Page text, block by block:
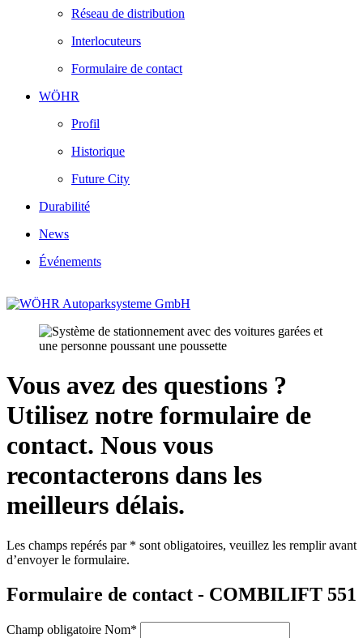
Réseau de distribution
Interlocuteurs
Formulaire de contact
WÖHR
Profil
Historique
Future City
Durabilité
News
Événements
Vous avez des questions ?
Utilisez notre formulaire de
contact. Nous vous
recontacterons dans les
meilleurs délais.
Les champs repérés par * sont obligatoires, veuillez les remplir avant
d’envoyer le formulaire.
Formulaire de contact - COMBILIFT 551
Champ obligatoire Nom*